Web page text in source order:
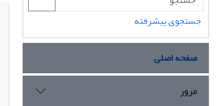
جستجوی پیشرفته
صفحه اصلی
مرور